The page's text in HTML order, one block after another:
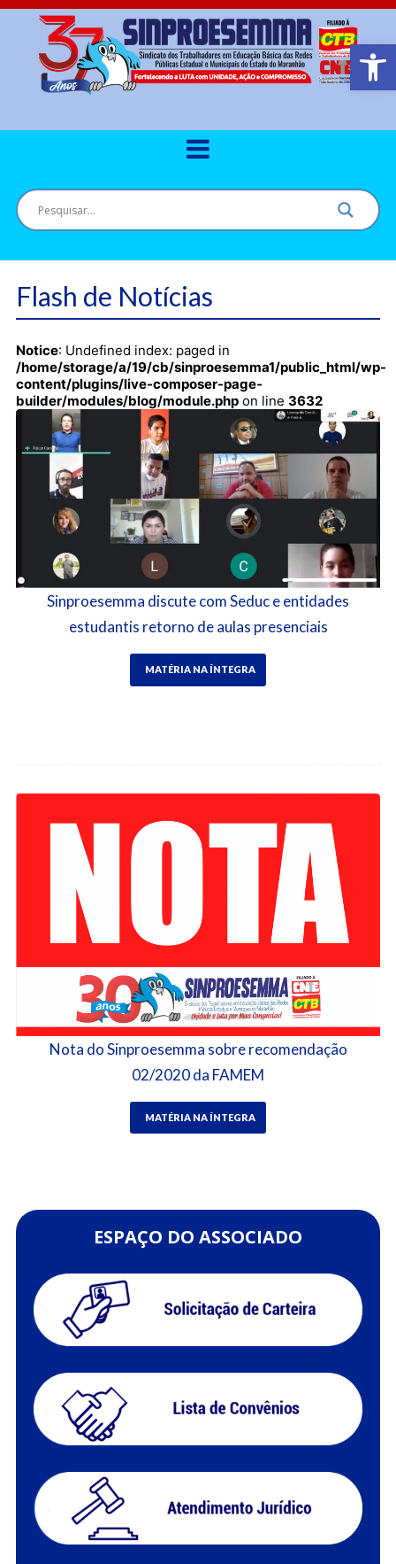
Barra de
Flash de Notícias
Notice: Undefined index: paged in
/home/storage/a/19/cb/sinproesemma1/public_html/wp-
content/plugins/live-composer-page-
builder/modules/blog/module.phpon line 3632
Sinproesemma discute com Seduc e entidades
estudantis retorno de aulas presenciais
MATÉRIA NA ÍNTEGRA
Nota do Sinproesemma sobre recomendação
02/2020 da FAMEM
MATÉRIA NA ÍNTEGRA
ESPAÇO DO ASSOCIADO